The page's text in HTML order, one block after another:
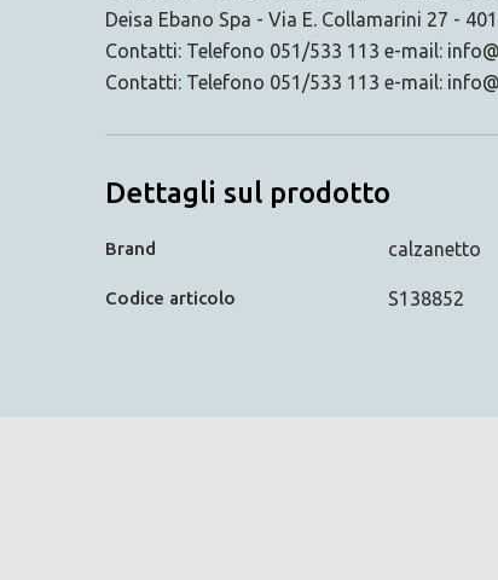
Deisa Ebano Spa - Via E. Collamarini 27 -
Contatti: Telefono 051/533 113 e-mail:
Contatti: Telefono 051/533 113 e-mail:
Dettagli sul prodotto
Brand calzanetto
Codice articolo S138852